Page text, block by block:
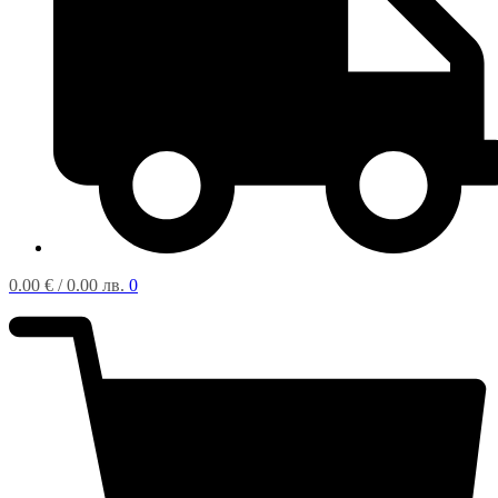
0.00 € / 0.00 лв. 0